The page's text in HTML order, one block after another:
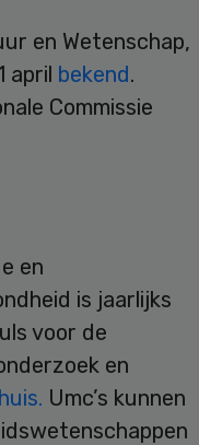
en Wetenschap,
april bekend.
Commissie
en
is jaarlijks
voor de
en
Umc’s kunnen